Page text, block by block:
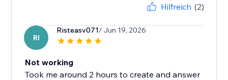
Hilfreich (2)
RI
Risteasv071/ Jun 19, 2026
Not working
Took me around 2 hours to create and answer